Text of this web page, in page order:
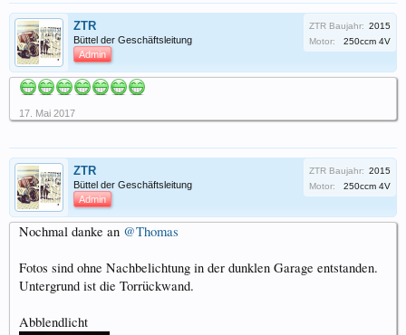
ZTR
Büttel der Geschäftsleitung
Admin
ZTR Baujahr: 2015
Motor:
250ccm 4V
17. Mai 2017
ZTR
Büttel der Geschäftsleitung
Admin
ZTR Baujahr: 2015
Motor:
250ccm 4V
Nochmal danke an @Thomas
Fotos sind ohne Nachbelichtung in der dunklen Garage entstanden.
Untergrund ist die Torrückwand.
Abblendlicht